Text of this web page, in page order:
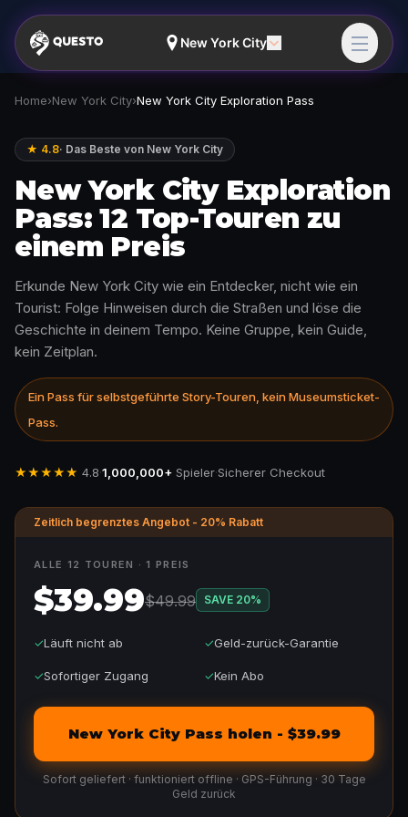
New York City
Home›New York City›New York City Exploration Pass
★ 4.8· Das Beste von New York City
New York City Exploration
Pass: 12 Top-Touren zu
einem Preis
Erkunde New York City wie ein Entdecker, nicht wie ein
Tourist: Folge Hinweisen durch die Straßen und löse die
Geschichte in deinem Tempo. Keine Gruppe, kein Guide,
kein Zeitplan.
Ein Pass für selbstgeführte Story-Touren, kein Museumsticket-
Pass.
★★★★★ 4.8·1,000,000+ Spieler·Sicherer Checkout
Zeitlich begrenztes Angebot - 20% Rabatt
ALLE 12 TOUREN · 1 PREIS
$39.99$49.99 SAVE 20%
✓Läuft nicht ab ✓Geld-zurück-Garantie
✓Sofortiger Zugang ✓Kein Abo
New York City Pass holen - $39.99
Sofort geliefert · funktioniert offline · GPS-Führung · 30 Tage
Geld zurück